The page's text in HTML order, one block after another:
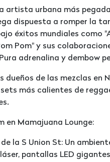
artista urbana más
dispuesta a romper la
éxitos mundiales como
Pom" y sus
adrenalina y dembow
dueños de las mezclas
más calientes de
en Mamajuana Lounge:
de la S Union St: Un
pantallas LED